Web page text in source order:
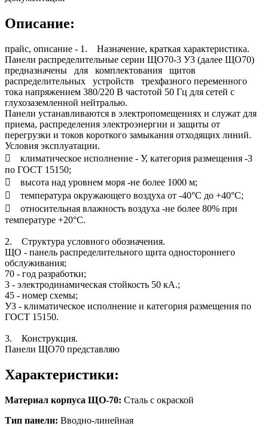
Описание:
прайс, описание - 1. Назначение, краткая характеристика.
Панели распределительные серии ЩО70-3 У3 (далее ЩО70)
предназначены для комплектования щитов
распределительных устройств трехфазного переменного
тока напряжением 380/220 В частотой 50 Гц для сетей с
глухозаземленной нейтралью.
Панели устанавливаются в электропомещениях и служат для
приема, распределения электроэнергии и защиты от
перегрузки и токов короткого замыкания отходящих линий.
Условия эксплуатации.
 климатическое исполнение - У, категория размещения -3
по ГОСТ 15150;
 высота над уровнем моря -не более 1000 м;
 температура окружающего воздуха от -40°С до +40°С;
 относительная влажность воздуха -не более 80% при
температуре +20°С.
2. Структура условного обозначения.
ЩО - панель распределительного щита одностороннего
обслуживания;
70 - год разработки;
3 - электродинамическая стойкость 50 кА.;
45 - номер схемы;
У3 - климатическое исполнение и категория размещения по
ГОСТ 15150.
3. Конструкция.
Панели ЩО70 представляю
Характеристики:
Материал корпуса ЩО-70: Сталь с окраской
Тип панели: Вводно-линейная